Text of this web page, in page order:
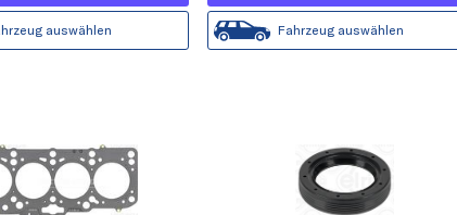
auswählen Fahrzeug auswählen